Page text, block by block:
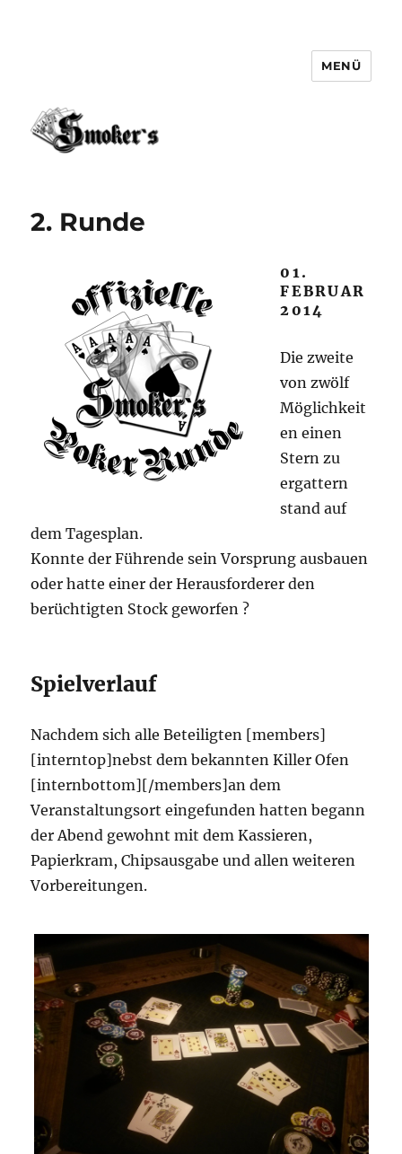
MENÜ
2. Runde
01.
FEBRUAR
2014
Die zweite
von zwölf
Möglichkeit
en einen
Stern zu
ergattern
stand auf
dem Tagesplan.
Konnte der Führende sein Vorsprung ausbauen
oder hatte einer der Herausforderer den
berüchtigten Stock geworfen ?
Spielverlauf
Nachdem sich alle Beteiligten [members]
[interntop]nebst dem bekannten Killer Ofen
[internbottom][/members]an dem
Veranstaltungsort eingefunden hatten begann
der Abend gewohnt mit dem Kassieren,
Papierkram, Chipsausgabe und allen weiteren
Vorbereitungen.